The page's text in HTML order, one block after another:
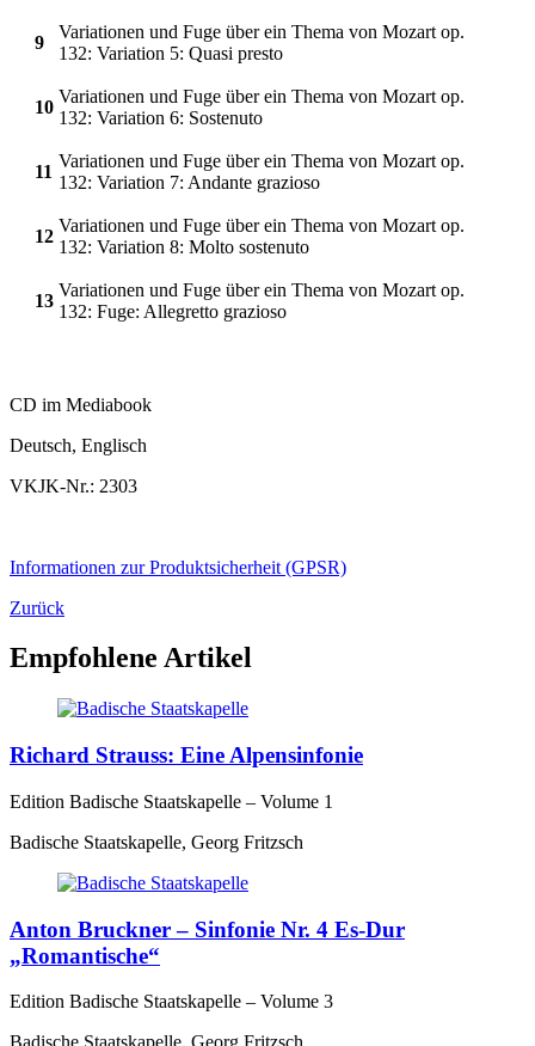
9
Variationen und Fuge über ein Thema von Mozart op.
132: Variation 5: Quasi presto
10
Variationen und Fuge über ein Thema von Mozart op.
132: Variation 6: Sostenuto
11
Variationen und Fuge über ein Thema von Mozart op.
132: Variation 7: Andante grazioso
12
Variationen und Fuge über ein Thema von Mozart op.
132: Variation 8: Molto sostenuto
13
Variationen und Fuge über ein Thema von Mozart op.
132: Fuge: Allegretto grazioso
CD im Mediabook
Deutsch, Englisch
VKJK-Nr.: 2303
Informationen zur Produktsicherheit (GPSR)
Zurück
Empfohlene Artikel
Richard Strauss: Eine Alpensinfonie
Edition Badische Staatskapelle – Volume 1
Badische Staatskapelle, Georg Fritzsch
Anton Bruckner – Sinfonie Nr. 4 Es-Dur
„Romantische“
Edition Badische Staatskapelle – Volume 3